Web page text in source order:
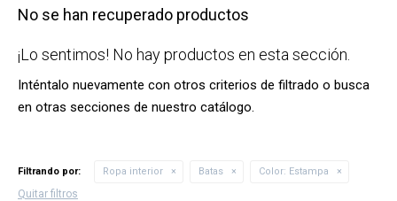
No se han recuperado productos
¡Lo sentimos! No hay productos en esta sección.
Inténtalo nuevamente con otros criterios de filtrado o busca
en otras secciones de nuestro catálogo.
Filtrando por: Ropa interior Batas Color: Estampa
Quitar filtros